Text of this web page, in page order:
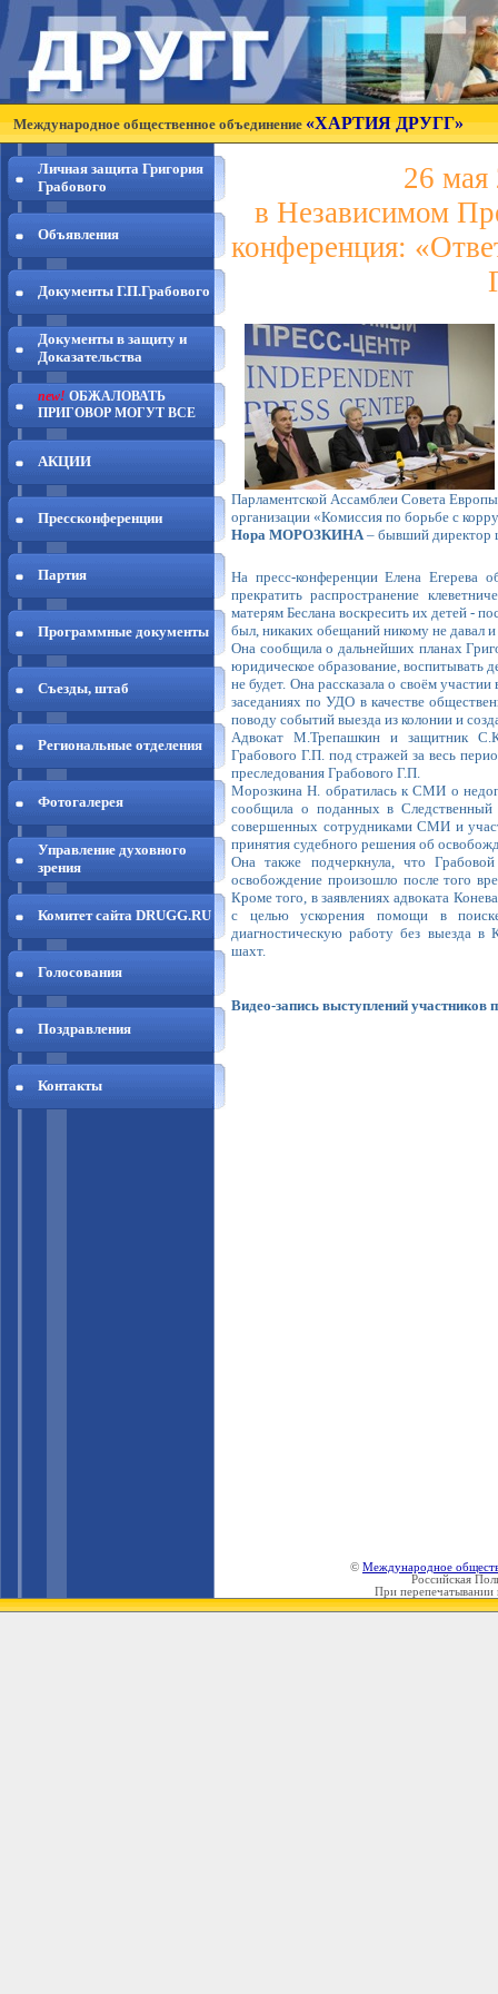
Международное общественное объединение«ХАРТИЯ ДРУГГ»
Личная защита Григория
Грабового
Объявления
Документы Г.П.Грабового
Документы в защиту и
Доказательства
new! ОБЖАЛОВАТЬ
ПРИГОВОР МОГУТ ВСЕ
АКЦИИ
Прессконференции
Партия
Программные документы
Съезды, штаб
Региональные отделения
Фотогалерея
Управление духовного
зрения
Комитет сайта DRUGG.RU
Голосования
Поздравления
Контакты
26 мая
в Независимом
конференция:
Парламентской Ассамблеи Совета
организации «Комиссия по борьбе с
Нора МОРОЗКИНА– бывший директор
На пресс-конференции Елена Егерева
прекратить распространение
матерям Беслана воскресить их детей -
был, никаких обещаний никому не давал и
Она сообщила о дальнейших планах
юридическое образование, воспитывать
не будет. Она рассказала о своём
заседаниях по УДО в качестве
поводу событий выезда из колонии и
Адвокат М.Трепашкин и защитник
Грабового Г.П. под стражей за весь
преследования Грабового Г.П.
Морозкина Н. обратилась к СМИ о
сообщила о поданных в
совершенных сотрудниками СМИ и
принятия судебного решения об
Она также подчеркнула, что
освобождение произошло после того
Кроме того, в заявлениях адвоката
с целью ускорения помощи в
диагностическую работу без выезда в
шахт.
Видео-запись выступлений участников
© Международное
Российская
При перепечатывании